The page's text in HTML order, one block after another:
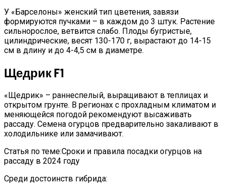
У «Барселоны» женский тип цветения, завязи
формируются пучками – в каждом до 3 штук. Растение
сильнорослое, ветвится слабо. Плоды бугристые,
цилиндрические, весят 130-170 г, вырастают до 14-15
см в длину и до 4-4,5 см в диаметре.
Щедрик F1
«Щедрик» – раннеспелый, выращивают в теплицах и
открытом грунте. В регионах с прохладным климатом и
меняющейся погодой рекомендуют высаживать
рассаду. Семена огурцов предварительно закаливают в
холодильнике или замачивают.
Статья по теме:Сроки и правила посадки огурцов на
рассаду в 2024 году
Среди достоинств гибрида: